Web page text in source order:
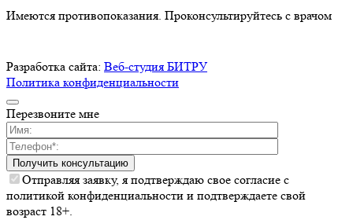
Имеются противопоказания. Проконсультируйтесь с врачом
Разработка сайта: Веб-студия БИТРУ
Политика конфиденциальности
Перезвоните мне
Получить консультацию
Отправляя заявку, я подтверждаю свое согласие с
политикой конфиденциальности и подтверждаете свой
возраст 18+.